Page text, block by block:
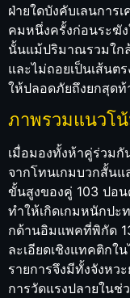
ฝ่ายใดบังคับเลนกา
คมหนึ่งครั้งก่อนระฆั
นั้นแม้ปริมาณรวมใก
และไม่ถอยเป็นเส้น
ให้ปลอดภัยถึงยกสุดท้
ภาพรวมแนวโ
เมื่อมองทั้งห้าคู่ร่วมกั
จากโทนเกมบวกสั้นแ
ขั้นสูงของคู่ 103 ปอน
ทำให้เกิดเกมหนักปะ
กด้านอิมแพคที่พิกัด
ละเอียดเชิงแทคติก
รายการจึงมีทั้งจังหว
การวัดแรงปลายใน